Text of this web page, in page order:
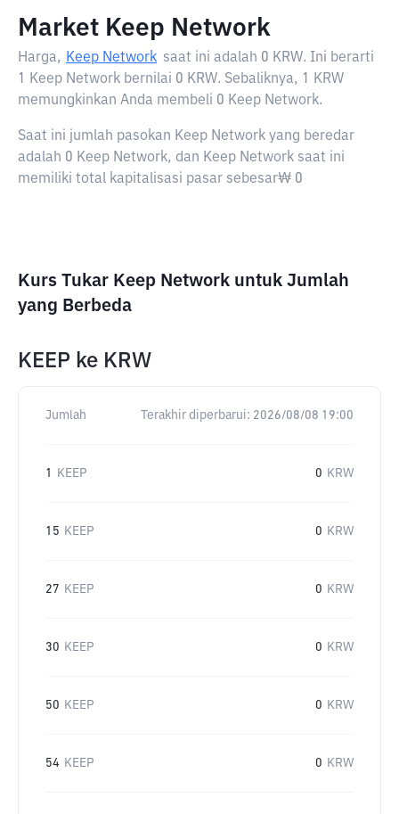
Market Keep Network
Harga, Keep Network saat ini adalah 0 KRW. Ini berarti
1 Keep Network bernilai 0 KRW. Sebaliknya, 1 KRW
memungkinkan Anda membeli 0 Keep Network.
Saat ini jumlah pasokan Keep Network yang beredar
adalah 0 Keep Network, dan Keep Network saat ini
memiliki total kapitalisasi pasar sebesar₩ 0
Kurs Tukar Keep Network untuk Jumlah
yang Berbeda
KEEP ke KRW
Jumlah Terakhir diperbarui: 2026/08/08 19:00
1 KEEP 0 KRW
15 KEEP 0 KRW
27 KEEP 0 KRW
30 KEEP 0 KRW
50 KEEP 0 KRW
54 KEEP 0 KRW